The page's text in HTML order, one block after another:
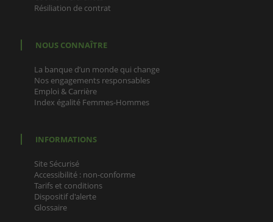
Résiliation de contrat
NOUS CONNAÎTRE
La banque d’un monde qui change
Nos engagements responsables
Emploi & Carrière
Index égalité Femmes-Hommes
INFORMATIONS
Site Sécurisé
Accessibilité : non-conforme
Tarifs et conditions
Dispositif d'alerte
Glossaire